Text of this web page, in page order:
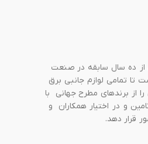
از ده سال سابقه در صنعت
تا تمامی لوازم جانبی برق
از برندهای مطرح جهانی با
و در اختیار همکاران و
قرار دهد.